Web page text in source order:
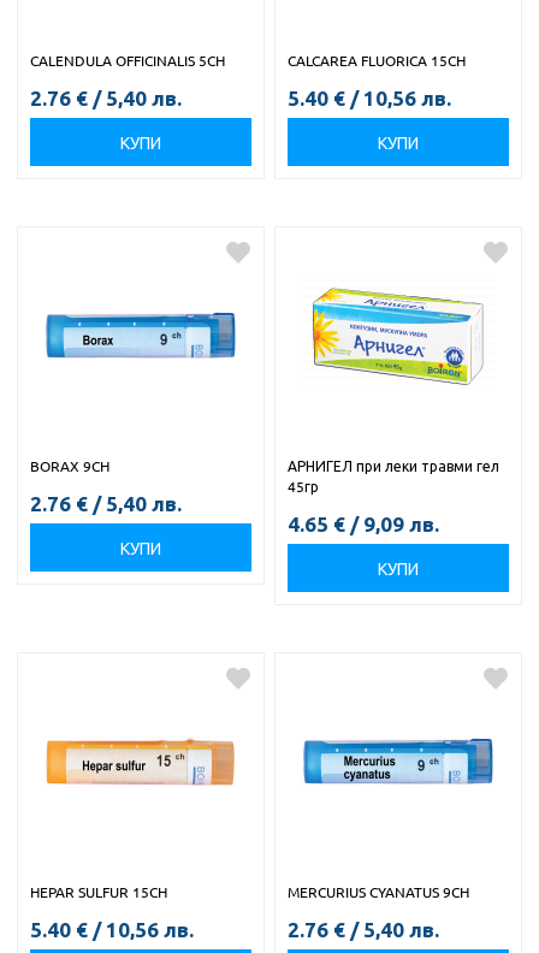
CALENDULA OFFICINALIS 5CH
2.76 € / 5,40 лв.
КУПИ
CALCAREA FLUORICA 15CH
5.40 € / 10,56 лв.
КУПИ
BORAX 9CH
2.76 € / 5,40 лв.
КУПИ
АРНИГЕЛ при леки травми гел
45гр
4.65 € / 9,09 лв.
КУПИ
HEPAR SULFUR 15CH
5.40 € / 10,56 лв.
MERCURIUS CYANATUS 9CH
2.76 € / 5,40 лв.